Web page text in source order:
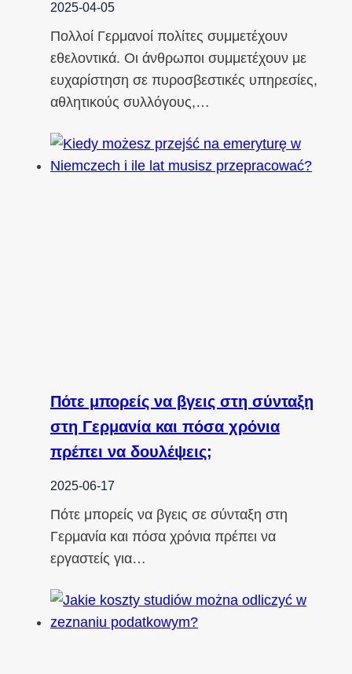
2025-04-05
Πολλοί Γερμανοί πολίτες συμμετέχουν
εθελοντικά. Οι άνθρωποι συμμετέχουν με
ευχαρίστηση σε πυροσβεστικές υπηρεσίες,
αθλητικούς συλλόγους,…
Πότε μπορείς να βγεις στη σύνταξη
στη Γερμανία και πόσα χρόνια
πρέπει να δουλέψεις;
2025-06-17
Πότε μπορείς να βγεις σε σύνταξη στη
Γερμανία και πόσα χρόνια πρέπει να
εργαστείς για…